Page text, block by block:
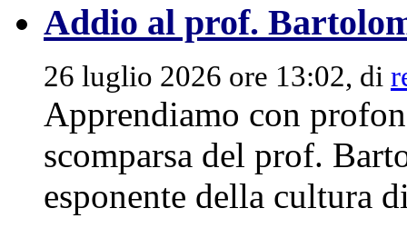
Addio al prof.
26 luglio 2026 ore 13:02, di
Apprendiamo con
scomparsa del prof.
esponente della cultura